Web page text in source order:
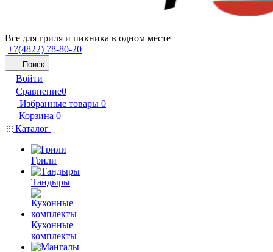
Все для гриля и пикника в одном месте
+7(4822) 78-80-20
Поиск
Войти
Сравнение0
Избранные товары 0
Корзина 0
Каталог
Грили
Тандыры
Кухонные
комплекты